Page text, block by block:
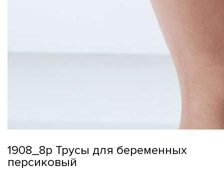
1908_8p Трусы для беременных
персиковый